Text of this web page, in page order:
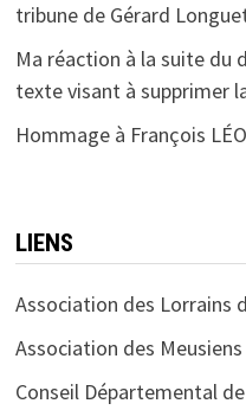
tribune de Gérard
Ma réaction à la suite du
texte visant à supprimer
Hommage à François
LIENS
Association des Lorrains
Association des
Conseil Départemental